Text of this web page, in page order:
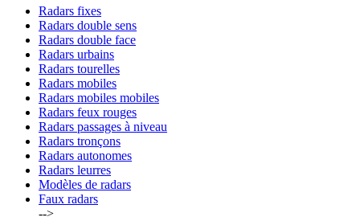
Radars fixes
Radars double sens
Radars double face
Radars urbains
Radars tourelles
Radars mobiles
Radars mobiles mobiles
Radars feux rouges
Radars passages à niveau
Radars tronçons
Radars autonomes
Radars leurres
Modèles de radars
Faux radars
-->